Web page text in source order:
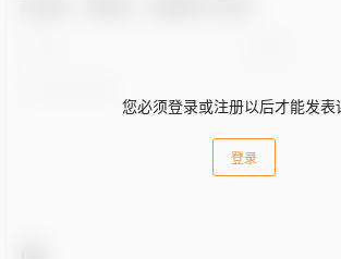
您必须登录或注册以后才能发表
登录